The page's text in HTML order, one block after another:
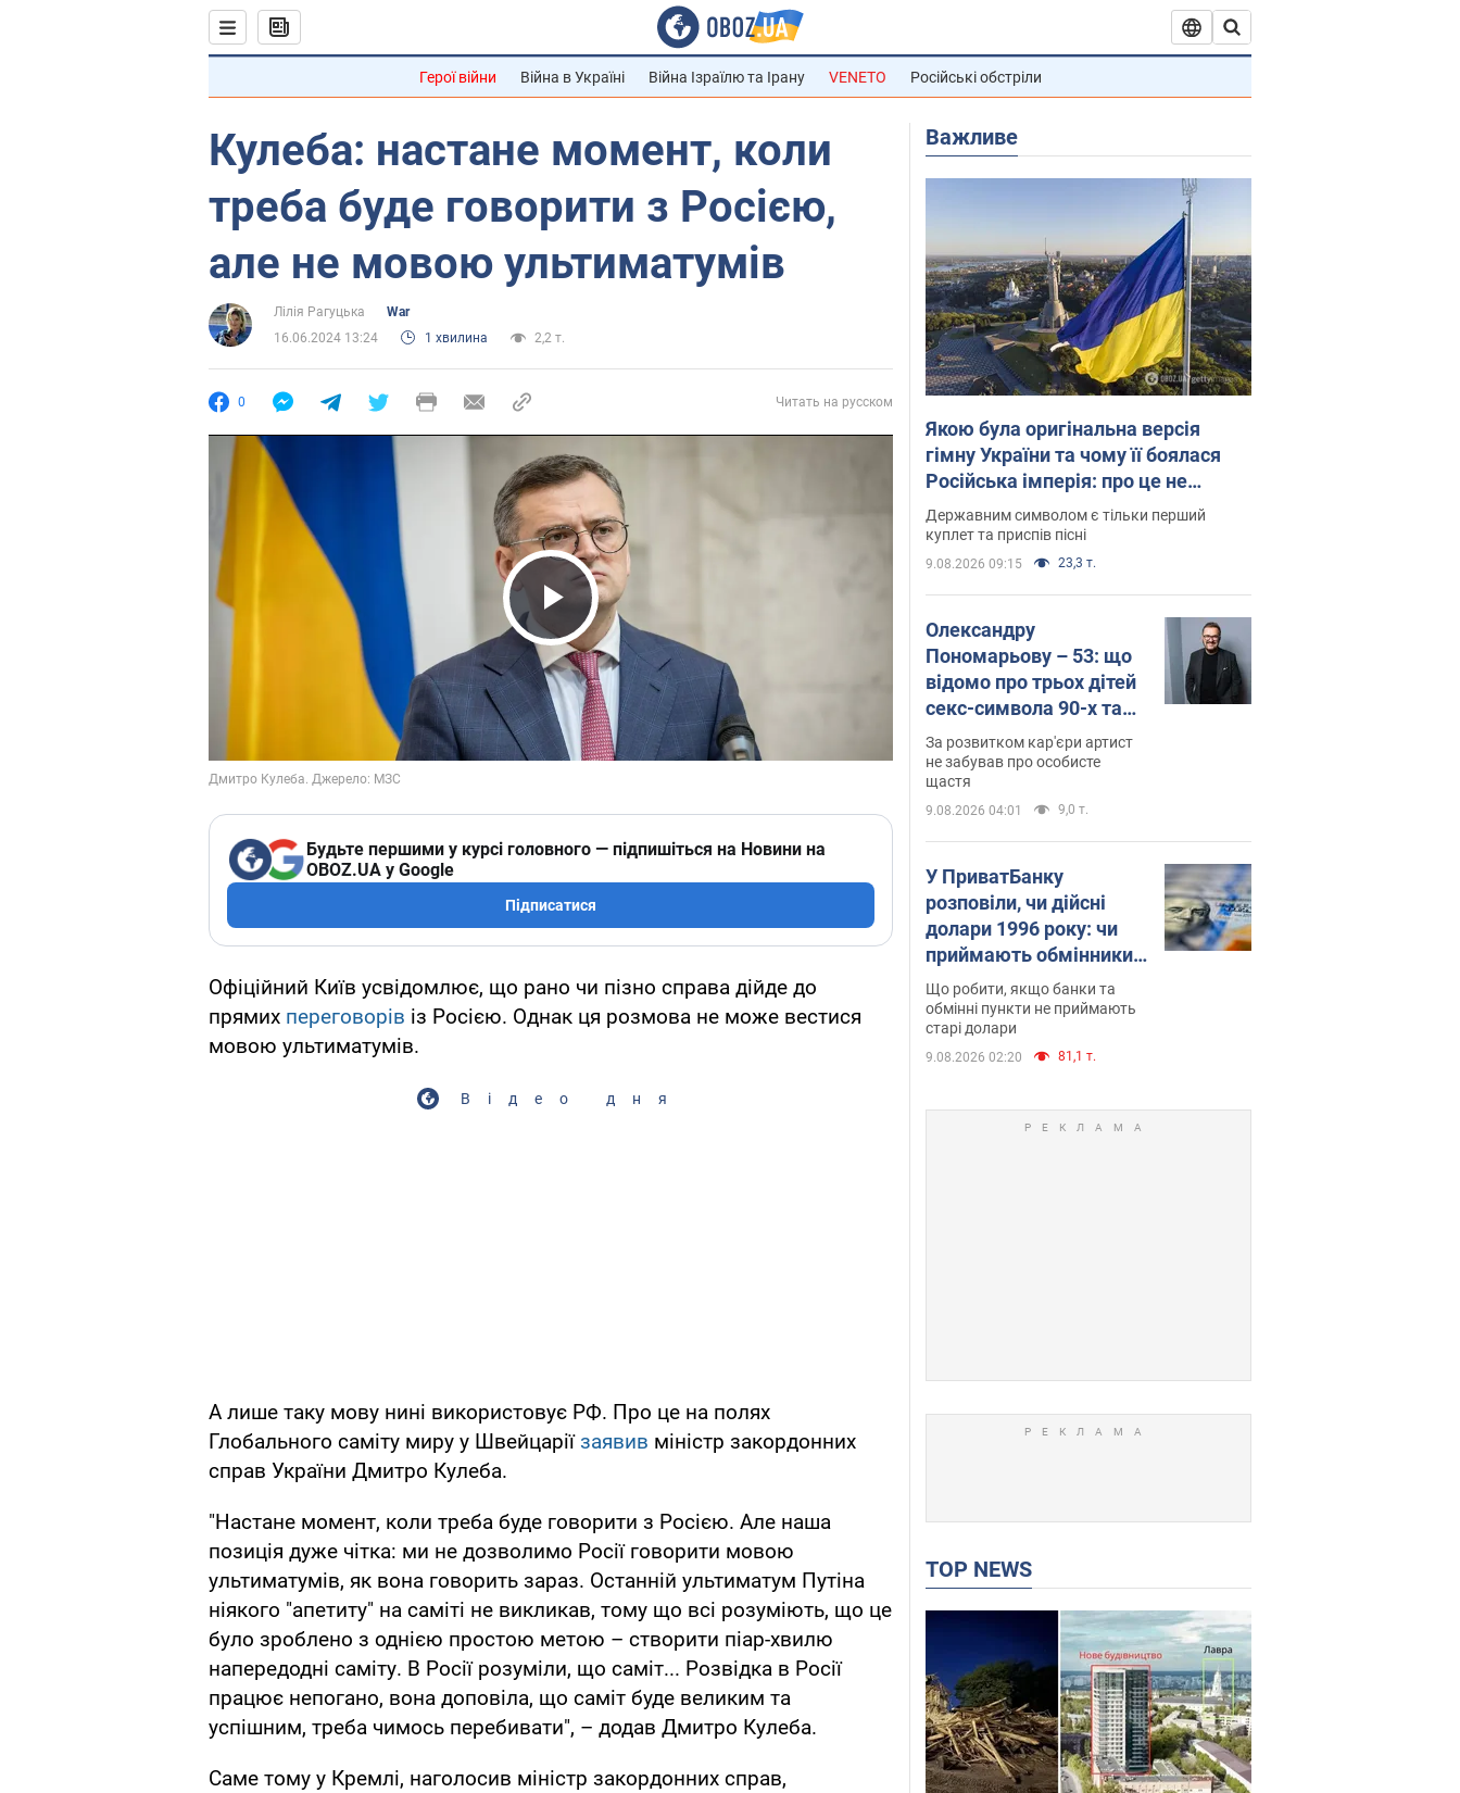
Герої війни Війна в Україні Війна Ізраїлю та Ірану VENETO Російські обстріли
Кулеба: настане момент, коли
треба буде говорити з Росією,
але не мовою ультиматумів
Лілія Рагуцька
War
16.06.2024 13:24
1 хвилина 2,2 т.
0 Читать на русском
Play Video
Будьте першими у курсі головного — підпишіться на Новини на
OBOZ.UA у Google
Підписатися
Офіційний Київ усвідомлює, що рано чи пізно справа дійде до
прямих переговорів із Росією. Однак ця розмова не може вестися
мовою ультиматумів.
Відео дня
А лише таку мову нині використовує РФ. Про це на полях
Глобального саміту миру у Швейцаріїзаявив міністр закордонних
справ України Дмитро Кулеба.
"Настане момент, коли треба буде говорити з Росією. Але наша
позиція дуже чітка: ми не дозволимо Росії говорити мовою
ультиматумів, як вона говорить зараз. Останній ультиматум Путіна
ніякого "апетиту" на саміті не викликав, тому що всі розуміють, що це
було зроблено з однією простою метою – створити піар-хвилю
напередодні саміту. В Росії розуміли, що саміт... Розвідка в Росії
працює непогано, вона доповіла, що саміт буде великим та
успішним, треба чимось перебивати", – додав Дмитро Кулеба.
Саме тому у Кремлі, наголосив міністр закордонних справ,
Важливе
Якою була оригінальна версія
гімну України та чому її боялася
Російська імперія: про це не
розповідають у школі
Державним символом є тільки перший
куплет та приспів пісні
9.08.2026 09:15 23,3 т.
Олександру
Пономарьову – 53: що
відомо про трьох дітей
секс-символа 90-х та
який вигляд вони
мають
За розвитком кар'єри артист
не забував про особисте
щастя
9.08.2026 04:01 9,0 т.
У ПриватБанку
розповіли, чи дійсні
долари 1996 року: чи
приймають обмінники
та банки такі купюри
Що робити, якщо банки та
обмінні пункти не приймають
старі долари
9.08.2026 02:20 81,1 т.
TOP NEWS